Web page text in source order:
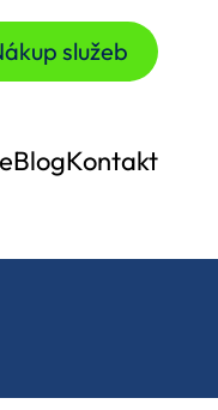
služeb
BlogKontakt